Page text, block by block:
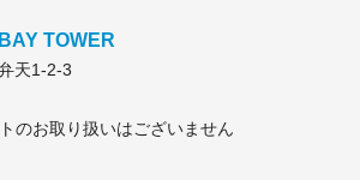
TOWER
天1-2-3
のお取り扱いはございません